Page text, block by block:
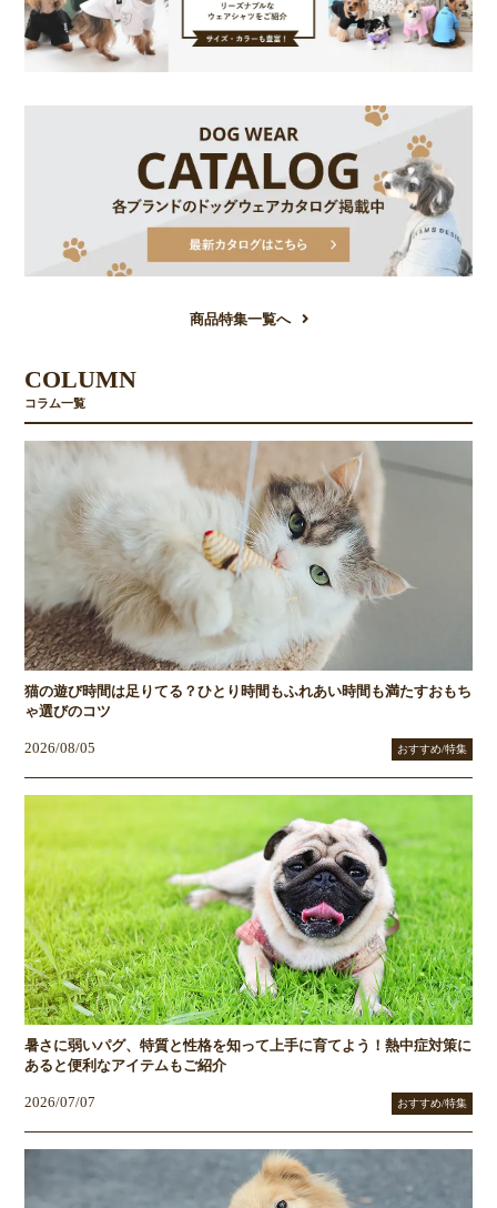
商品特集一覧へ
COLUMN
コラム一覧
猫の遊び時間は足りてる？ひとり時間もふれあい時間も満たすおもち
ゃ選びのコツ
2026/08/05 おすすめ/特集
暑さに弱いパグ、特質と性格を知って上手に育てよう！熱中症対策に
あると便利なアイテムもご紹介
2026/07/07 おすすめ/特集